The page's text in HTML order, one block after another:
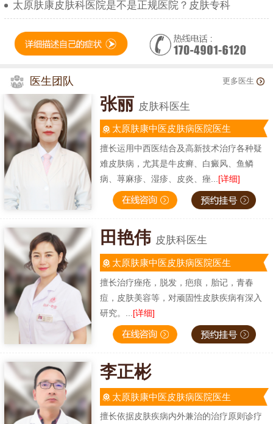
太原肤康皮肤科医院是不是正规医院？皮肤专科
医生团队 更多医生
张丽 皮肤科医生
太原肤康中医皮肤病医院医生
擅长运用中西医结合及高新技术治疗各种疑
难皮肤病，尤其是牛皮癣、白癜风、鱼鳞
病、荨麻疹、湿疹、皮炎、痤... [详细]
田艳伟 皮肤科医生
太原肤康中医皮肤病医院医生
擅长治疗痤疮，脱发，疤痕，胎记，青春
痘，皮肤美容等，对顽固性皮肤疾病有深入
研究。... [详细]
李正彬
太原肤康中医皮肤病医院医生
擅长依据皮肤疾病内外兼治的治疗原则诊疗